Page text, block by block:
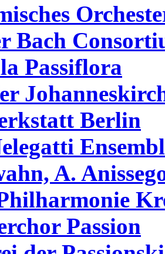
Bach
Passiflora
Berlin
A.
Passion